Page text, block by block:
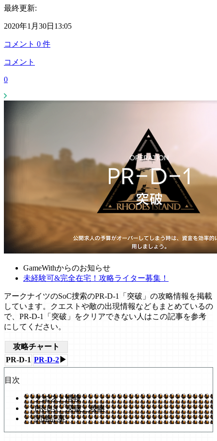
最終更新:
2020年1月30日13:05
コメント 0 件
コメント
0
GameWithからのお知らせ
未経験可&完全在宅！攻略ライター募集！
アークナイツのSoC捜索のPR-D-1「突破」の攻略情報を掲載
しています。クエストや敵の出現情報などもまとめているの
で、PR-D-1「突破」をクリアできない人はこの記事を参考
にしてください。
攻略チャート
PR-D-1 PR-D-2 ▶
目次
クエスト情報
PR-D-1「突破」攻略
関連記事